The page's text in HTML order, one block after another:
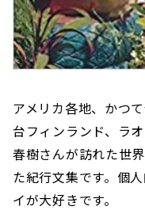
アメリカ各地、かつ
台フィンランド、ラ
春樹さんが訪れた世
た紀行文集です。個
イが大好きです。